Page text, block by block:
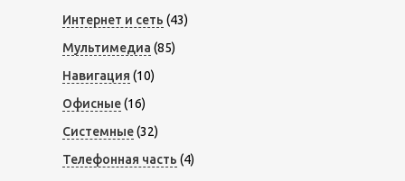
Интернет и сеть (43)
Мультимедиа (85)
Навигация (10)
Офисные(16)
Системные(32)
Телефонная часть (4)